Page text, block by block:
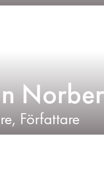
Författare